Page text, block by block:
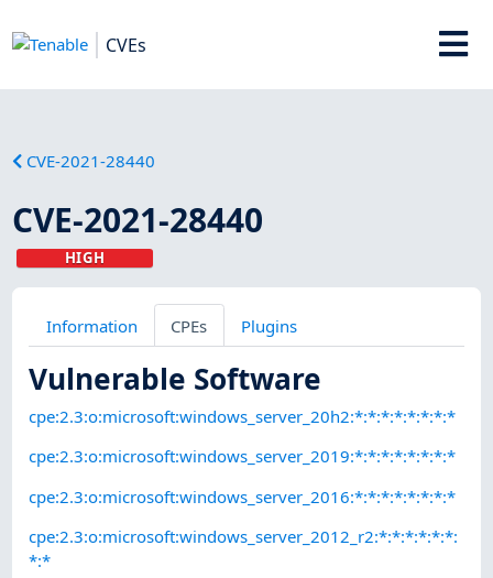
CVEs
CVE-2021-28440
CVE-2021-28440
HIGH
Information CPEs Plugins
Vulnerable Software
cpe:2.3:o:microsoft:windows_server_20h2:*:*:*:*:*:*:*:*
cpe:2.3:o:microsoft:windows_server_2019:*:*:*:*:*:*:*:*
cpe:2.3:o:microsoft:windows_server_2016:*:*:*:*:*:*:*:*
cpe:2.3:o:microsoft:windows_server_2012_r2:*:*:*:*:*:*:
*:*